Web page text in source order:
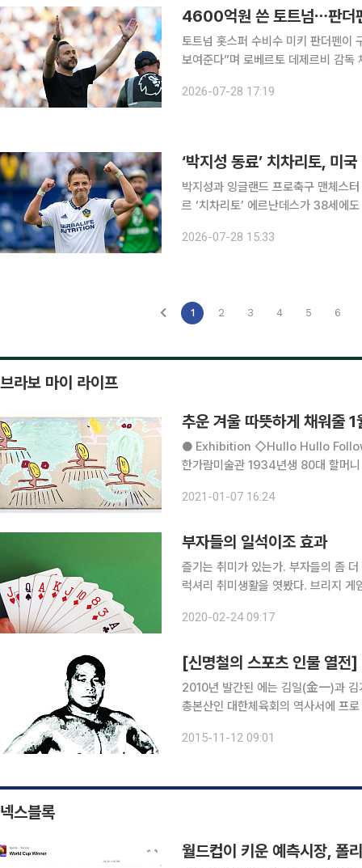
4600억원 쓴 토트넘⋯판더
토트넘 홋스퍼 수비수 미키 판더펜이
보여준다”며 로베르토 데제르비 감독
BBC 스포츠와 인터뷰에서 “구단이
2026-07-28 17:19
‘박지성 동료’ 치차리토, 미
박지성과 잉글랜드 프로축구 맨체스
르 ‘치차리토’ 에르난데스가 38세에
을 체결하고 1년 연장 구단 옵션을 포
2026-07-28 15:33
1 2 3 4 5 6
브라보 마이 라이프
추운 겨울 따뜻하게 채워줄 1
● Exhibition ◇Hullo Hullo Following on: 로즈 와일리 일정 3월 28일까지 장소 예술의전당
한가람미술관 1934년생 80대 할머
재개했다. 그녀는 당시
2021-01-07 16:24
부자들의 일석이조 효과
즐기는 취미가 있는가. 부자들의 좀
럭셔리 취미생활을 엿봤다. 브리지 게임에 빠진 슈퍼리치 한국 사람에게 가장 있기 있는 게임이 화
2020-02-24 09:17
[신명철의 스포츠 인물 열전]
2010년 발간된 에는 김일(金一)과 김
총본산인 대한체육회의 역사서에 프
타가 활동한 시기는 1960년대이고
2015-11-12 09:01
넥스블록
월드컵이 키운 예측시장, 폴